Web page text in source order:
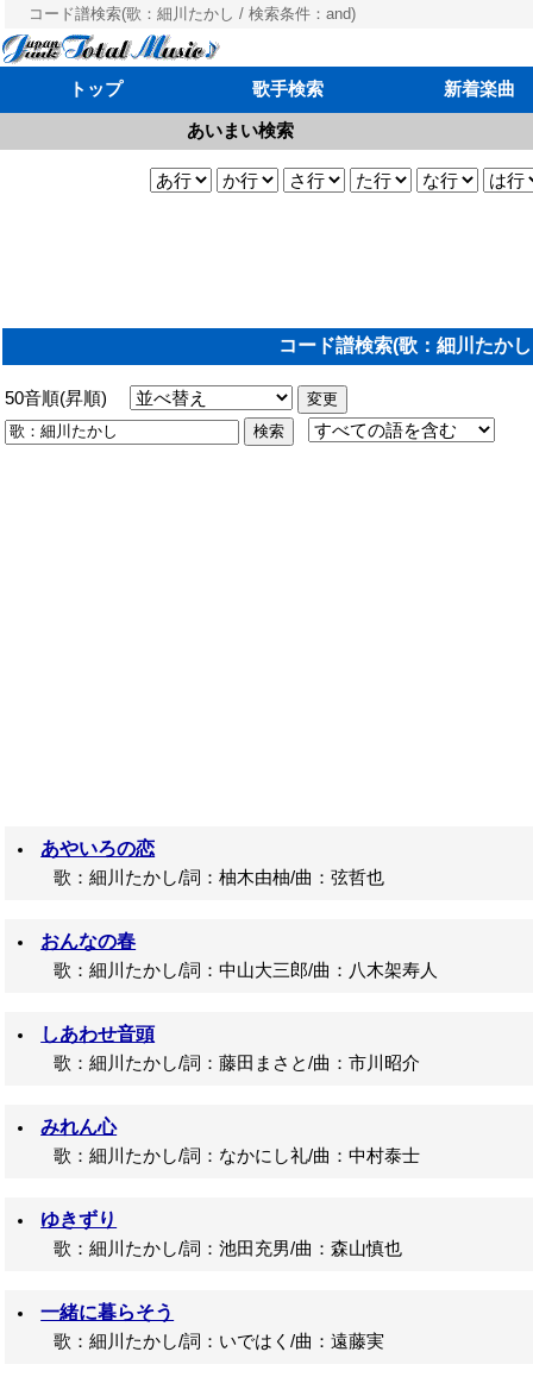
コード譜検索(歌：細川たかし / 検索条件：and)
トップ 歌手検索 新着楽曲
あいまい検索
コード譜検索(歌：細川たか
50音順(昇順)
あやいろの恋
歌：細川たかし/詞：柚木由柚/曲：弦哲也
おんなの春
歌：細川たかし/詞：中山大三郎/曲：八木架寿人
しあわせ音頭
歌：細川たかし/詞：藤田まさと/曲：市川昭介
みれん心
歌：細川たかし/詞：なかにし礼/曲：中村泰士
ゆきずり
歌：細川たかし/詞：池田充男/曲：森山慎也
一緒に暮らそう
歌：細川たかし/詞：いではく/曲：遠藤実